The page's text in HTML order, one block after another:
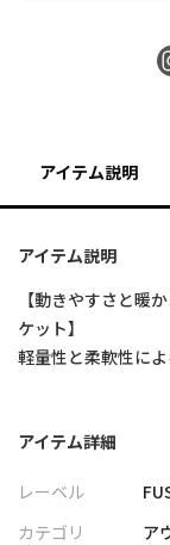
アイテム説明
アイテム説明
【動きやすさと暖
ケット】
軽量性と柔軟性に
で幅広いシーンで
表地には、防風性
GORE-TEX LABS
アイテム詳細
レーベル
カテゴリ
ア